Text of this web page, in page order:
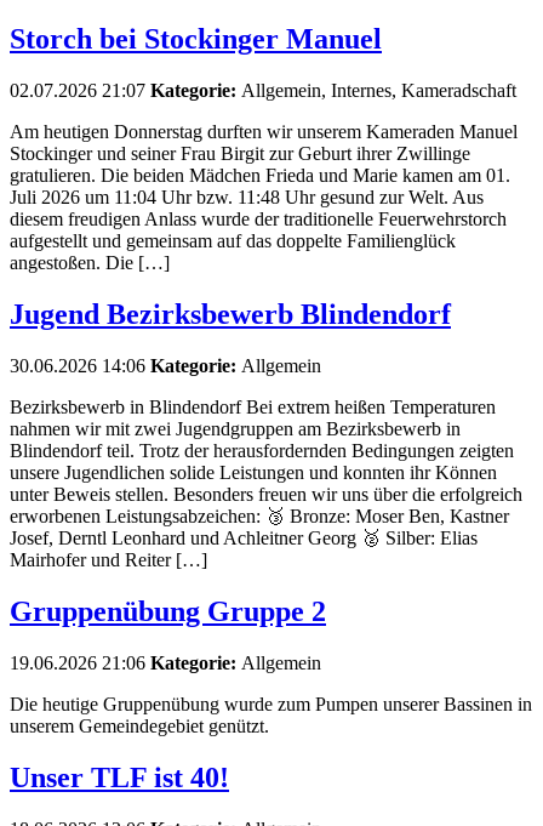
Storch bei Stockinger Manuel
02.07.2026 21:07 Kategorie: Allgemein, Internes, Kameradschaft
Am heutigen Donnerstag durften wir unserem Kameraden Manuel
Stockinger und seiner Frau Birgit zur Geburt ihrer Zwillinge
gratulieren. Die beiden Mädchen Frieda und Marie kamen am 01.
Juli 2026 um 11:04 Uhr bzw. 11:48 Uhr gesund zur Welt. Aus
diesem freudigen Anlass wurde der traditionelle Feuerwehrstorch
aufgestellt und gemeinsam auf das doppelte Familienglück
angestoßen. Die […]
Jugend Bezirksbewerb Blindendorf
30.06.2026 14:06 Kategorie: Allgemein
Bezirksbewerb in Blindendorf Bei extrem heißen Temperaturen
nahmen wir mit zwei Jugendgruppen am Bezirksbewerb in
Blindendorf teil. Trotz der herausfordernden Bedingungen zeigten
unsere Jugendlichen solide Leistungen und konnten ihr Können
unter Beweis stellen. Besonders freuen wir uns über die erfolgreich
erworbenen Leistungsabzeichen: 🥉 Bronze: Moser Ben, Kastner
Josef, Derntl Leonhard und Achleitner Georg 🥈 Silber: Elias
Mairhofer und Reiter […]
Gruppenübung Gruppe 2
19.06.2026 21:06 Kategorie: Allgemein
Die heutige Gruppenübung wurde zum Pumpen unserer Bassinen in
unserem Gemeindegebiet genützt.
Unser TLF ist 40!